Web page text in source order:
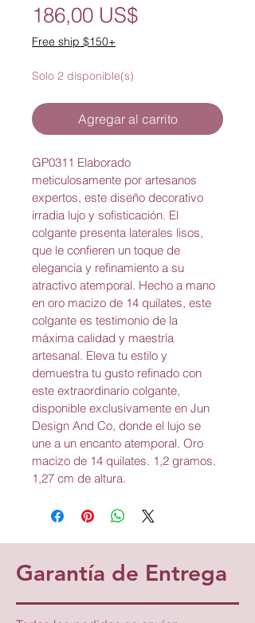
186,00 US$Precio
Free ship $150+
Solo 2 disponible(s)
Agregar al carrito
GP0311 Elaborado
meticulosamente por artesanos
expertos, este diseño decorativo
irradia lujo y sofisticación. El
colgante presenta laterales lisos,
que le confieren un toque de
elegancia y refinamiento a su
atractivo atemporal. Hecho a mano
en oro macizo de 14 quilates, este
colgante es testimonio de la
máxima calidad y maestría
artesanal. Eleva tu estilo y
demuestra tu gusto refinado con
este extraordinario colgante,
disponible exclusivamente en Jun
Design And Co, donde el lujo se
une a un encanto atemporal. Oro
macizo de 14 quilates. 1,2 gramos.
1,27 cm de altura.
Garantía de Entrega